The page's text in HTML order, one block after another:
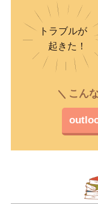
こん